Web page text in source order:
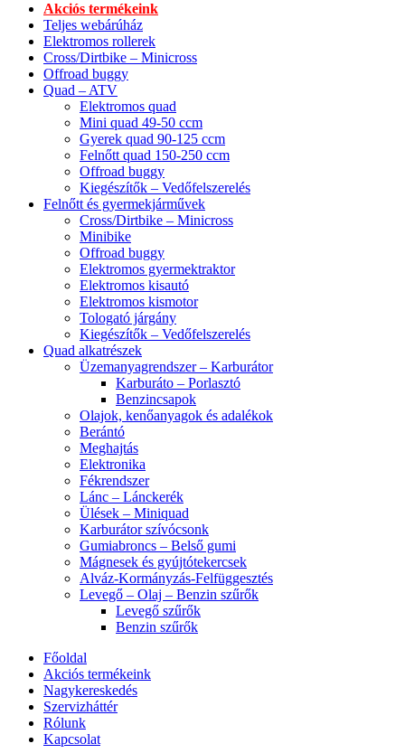
Akciós termékeink
Teljes webárúház
Elektromos rollerek
Cross/Dirtbike – Minicross
Offroad buggy
Quad – ATV
Elektromos quad
Mini quad 49-50 ccm
Gyerek quad 90-125 ccm
Felnőtt quad 150-250 ccm
Offroad buggy
Kiegészítők – Vedőfelszerelés
Felnőtt és gyermekjárművek
Cross/Dirtbike – Minicross
Minibike
Offroad buggy
Elektromos gyermektraktor
Elektromos kisautó
Elektromos kismotor
Tologató járgány
Kiegészítők – Vedőfelszerelés
Quad alkatrészek
Üzemanyagrendszer – Karburátor
Karburáto – Porlasztó
Benzincsapok
Olajok, kenőanyagok és adalékok
Berántó
Meghajtás
Elektronika
Fékrendszer
Lánc – Lánckerék
Ülések – Miniquad
Karburátor szívócsonk
Gumiabroncs – Belső gumi
Mágnesek és gyújtótekercsek
Alváz-Kormányzás-Felfüggesztés
Levegő – Olaj – Benzin szűrők
Levegő szűrők
Benzin szűrők
Főoldal
Akciós termékeink
Nagykereskedés
Szervizháttér
Rólunk
Kapcsolat